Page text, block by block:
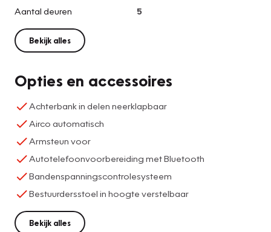
Aantal deuren
5
Bekijk alles
Opties en accessoires
Achterbank in delen neerklapbaar
Airco automatisch
Armsteun voor
Autotelefoonvoorbereiding met Bluetooth
Bandenspanningscontrolesysteem
Bestuurdersstoel in hoogte verstelbaar
Bekijk alles